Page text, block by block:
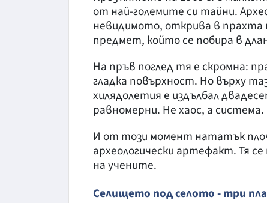
от най-големите си тайни.
невидимото, открива в прахта
предмет, който се побира в
На пръв поглед тя е скромна:
гладка повърхност. Но върху
хилядолетия е издълбал
равномерни. Не хаос, а система.
И от този момент нататък
археологически артефакт. Тя
на учените.
Селището под селото - три